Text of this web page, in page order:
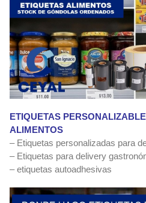
ETIQUETAS
ALIMENTOS
– Etiquetas personalizadas para
– Etiquetas para delivery
– etiquetas autoadhesivas